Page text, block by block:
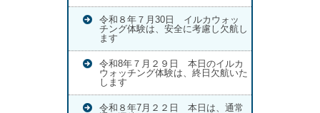
令和８年７月30日 イルカウォッ
チング体験は、安全に考慮し欠航し
ます
令和8年７月２９日 本日のイルカ
ウォッチング体験は、終日欠航いた
します
令和８年7月２２日 本日は、通常